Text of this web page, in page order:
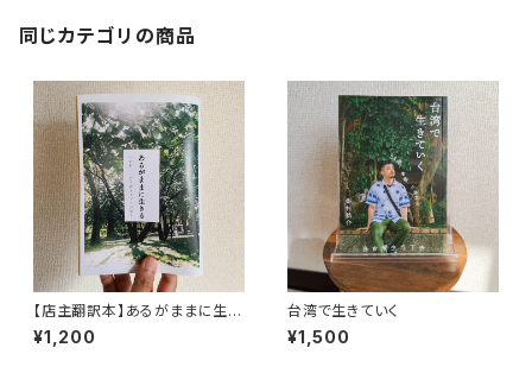
同じカテゴリの商品
【店主翻訳本】あるがままに生き
る（moonlight books vol.2）
¥1,200
台湾で生きていく
¥1,500